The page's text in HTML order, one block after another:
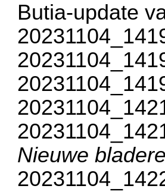
Butia-update
Nieuwe